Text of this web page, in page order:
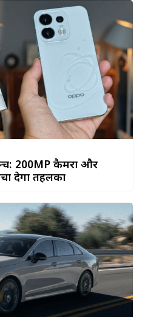
200MP कैमरा और
देगा तहलका